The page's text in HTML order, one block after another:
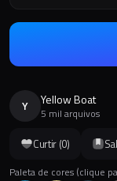
Curtir (0)
Paleta de cores (clique
Y Yellow Boat
5 mil arquivos